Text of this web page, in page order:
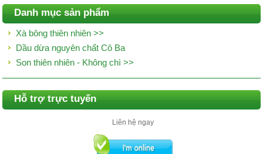
Danh mục sản phẩm
Xà bông thiên nhiên >>
Dầu dừa nguyên chất Cô Ba
Son thiên nhiên - Không chì >>
Hỗ trợ trực tuyến
Liên hệ ngay